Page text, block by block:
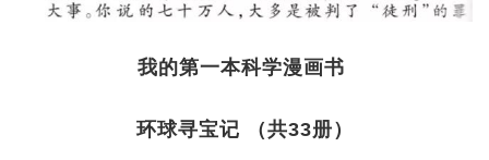
我的第一本科学漫画书
环球寻宝记 （共33册）